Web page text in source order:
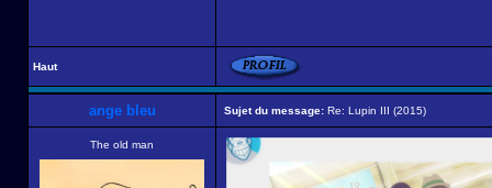
Haut
ange bleu Sujet du message: Re: Lupin III (2015)
The old man